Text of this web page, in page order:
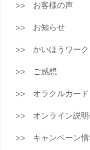
お客様の声
お知らせ
かいほうワーク
ご感想
オラクルカード
オンライン説
キャンペーン情